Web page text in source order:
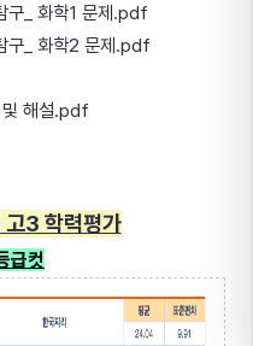
구_ 화학1 문제.pdf
구_ 화학2 문제.pdf
해설.pdf
3 학력평가
급컷